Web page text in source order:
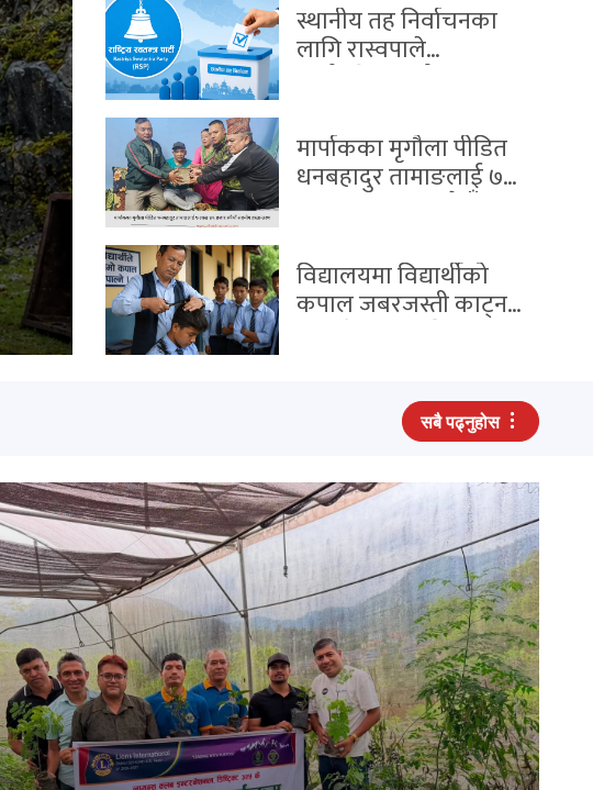
स्थानीय तह निर्वाचनका
लागि रास्वपाले
सार्वजनिक गर्‍यो
खाका
मार्पाकका मृगौला पीडित
धनबहादुर तामाङलाई ७
लाख ४६ हजार रुपैयाँ
विद्यालयमा विद्यार्थीको
कपाल जबरजस्ती काट्न
नपाइने, बाल अधिकार
सबै पढ्नुहोस